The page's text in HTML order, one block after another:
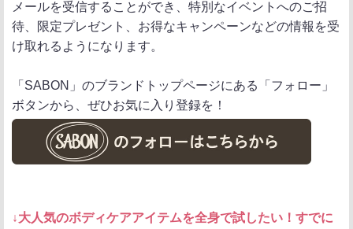
メールを受信することができ、特別なイベントへのご招
待、限定プレゼント、お得なキャンペーンなどの情報を受
け取れるようになります。
「SABON」のブランドトップページにある「フォロー」
ボタンから、ぜひお気に入り登録を！
↓大人気のボディケアアイテムを全身で試したい！すでに